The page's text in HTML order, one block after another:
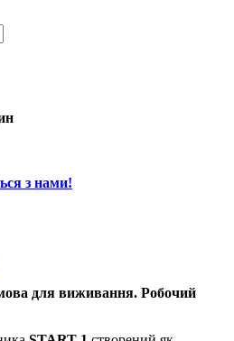
з нами!
для виживання. Робочий